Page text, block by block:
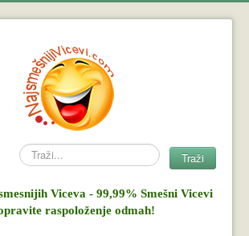
Search Traži
Viceva - 99,99% Smešni Vicevi
raspoloženje odmah!